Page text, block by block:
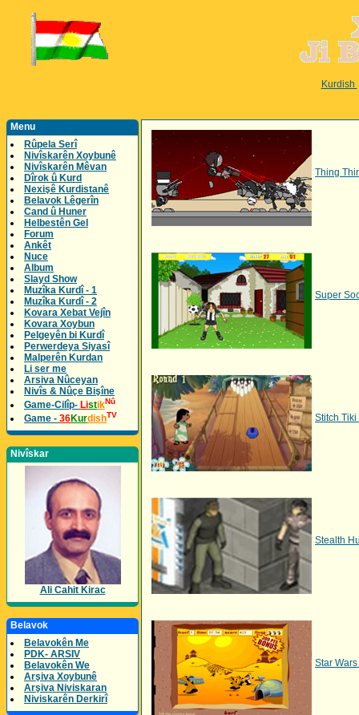
Kurdish
Menu
Rûpela Serî
Nivîskarên Xoybunê
Nivîskarên Mêvan
Dîrok û Kurd
Nexişê Kurdistanê
Belavok Lêgerîn
Cand û Huner
Helbestên Gel
Forum
Ankêt
Nuce
Album
Slayd Show
Muzîka Kurdî - 1
Muzîka Kurdî - 2
Kovara Xebat Vejîn
Kovara Xoybun
Pelgeyên bi Kurdî
Perwerdeya Siyasî
Malperên Kurdan
Li ser me
Arsiva Nûceyan
Nivîs & Nûçe Bişîne
Game-Cilîp- ListikNû
Game - 36KurdishTV
Nivîskar
Ali Cahit Kirac
Belavok
Belavokên Me
PDK- ARSIV
Belavokên We
Arşiva Xoybunê
Arşiva Niviskaran
Niviskarên Derkirî
Thing
Super
Stitch Tiki
Stealth
Star